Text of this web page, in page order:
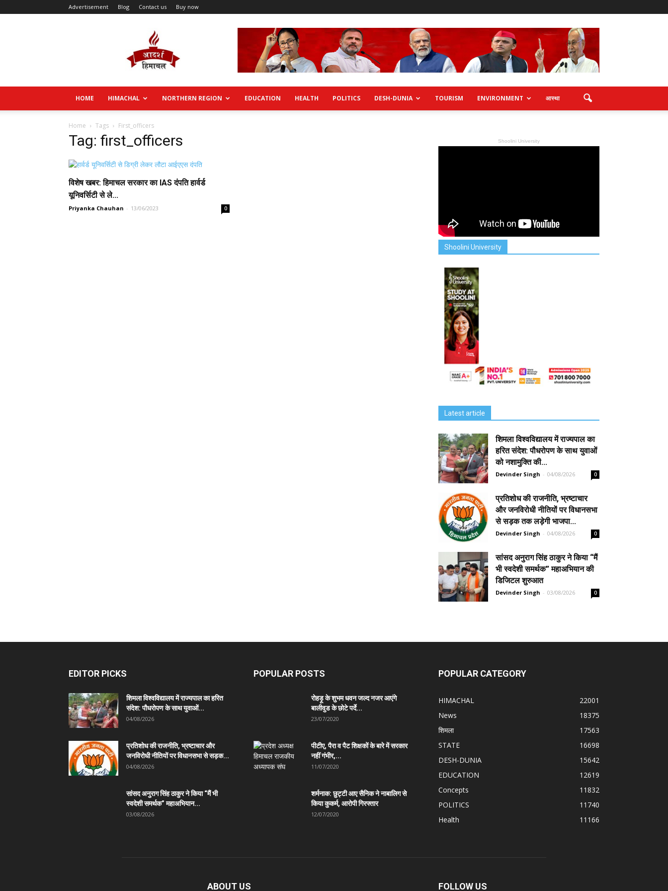
Advertisement Blog Contact us Buy now
HOME HIMACHAL NORTHERN REGION EDUCATION HEALTH POLITICS DESH-DUNIA TOURISM ENVIRONMENT आस्था
Home Tags First_officers
Tag: first_officers
विशेष खबर: हिमाचल सरकार का IAS दंपति हार्वर्ड
यूनिवर्सिटी से ले...
Priyanka Chauhan - 13/06/2023 0
Shoolini University
Shoolini University
Latest article
शिमला विश्वविद्यालय में राज्यपाल का
हरित संदेश: पौधरोपण के साथ युवाओं
को नशामुक्ति की...
Devinder Singh - 04/08/2026 0
प्रतिशोध की राजनीति, भ्रष्टाचार
और जनविरोधी नीतियों पर विधानसभा
से सड़क तक लड़ेगी भाजपा...
Devinder Singh - 04/08/2026 0
सांसद अनुराग सिंह ठाकुर ने किया “मैं
भी स्वदेशी समर्थक” महाअभियान की
डिजिटल शुरुआत
Devinder Singh - 03/08/2026 0
EDITOR PICKS
शिमला विश्वविद्यालय में राज्यपाल का हरित
संदेश: पौधरोपण के साथ युवाओं...
04/08/2026
प्रतिशोध की राजनीति, भ्रष्टाचार और
जनविरोधी नीतियों पर विधानसभा से सड़क...
04/08/2026
सांसद अनुराग सिंह ठाकुर ने किया “मैं भी
स्वदेशी समर्थक” महाअभियान...
03/08/2026
POPULAR POSTS
रोहड़ू के शुभम धवन जल्द नजर आएंगे
बालीवुड के छोटे पर्दे...
23/07/2020
पीटीए, पैरा व पैट शिक्षकों के बारे में सरकार
नहीं गंभीर,...
11/07/2020
शर्मनाक: छुट्टी आए सैनिक ने नाबालिग से
किया कुकर्म, आरोपी गिरफ्तार
12/07/2020
POPULAR CATEGORY
HIMACHAL
22001
News
18375
शिमला
17563
STATE
16698
DESH-DUNIA
15642
EDUCATION
12619
Concepts
11832
POLITICS
11740
Health
11166
ABOUT US FOLLOW US